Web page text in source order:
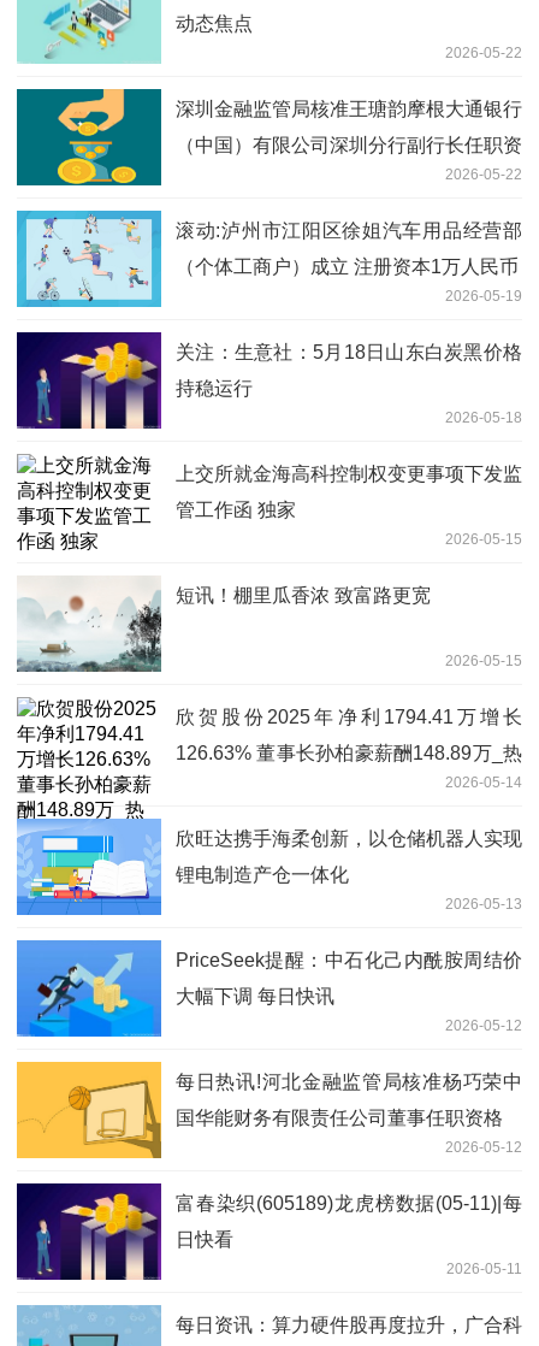
动态焦点
2026-05-22
深圳金融监管局核准王瑭韵摩根大通银行
（中国）有限公司深圳分行副行长任职资
2026-05-22
滚动:泸州市江阳区徐姐汽车用品经营部
（个体工商户）成立 注册资本1万人民币
2026-05-19
关注：生意社：5月18日山东白炭黑价格
持稳运行
2026-05-18
上交所就金海高科控制权变更事项下发监
管工作函 独家
2026-05-15
短讯！棚里瓜香浓 致富路更宽
2026-05-15
欣贺股份2025年净利1794.41万增长
126.63% 董事长孙柏豪薪酬148.89万_热
2026-05-14
欣旺达携手海柔创新，以仓储机器人实现
锂电制造产仓一体化
2026-05-13
PriceSeek提醒：中石化己内酰胺周结价
大幅下调 每日快讯
2026-05-12
每日热讯!河北金融监管局核准杨巧荣中
国华能财务有限责任公司董事任职资格
2026-05-12
富春染织(605189)龙虎榜数据(05-11)|每
日快看
2026-05-11
每日资讯：算力硬件股再度拉升，广合科